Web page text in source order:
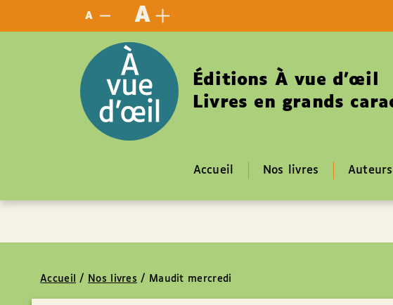
A A
Éditions À vue d’œil
Livres en grands
Accueil Nos livres Auteurs
Accueil / Nos livres / Maudit mercredi
Panneau de gestion des cookies